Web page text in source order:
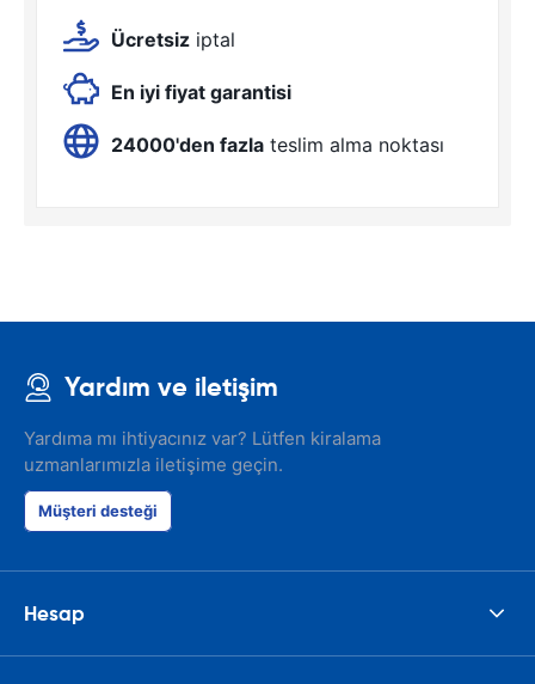
Ücretsiz iptal
En iyi fiyat garantisi
24000'den fazla teslim alma noktası
Yardım ve iletişim
Yardıma mı ihtiyacınız var? Lütfen kiralama
uzmanlarımızla iletişime geçin.
Müşteri desteği
Hesap